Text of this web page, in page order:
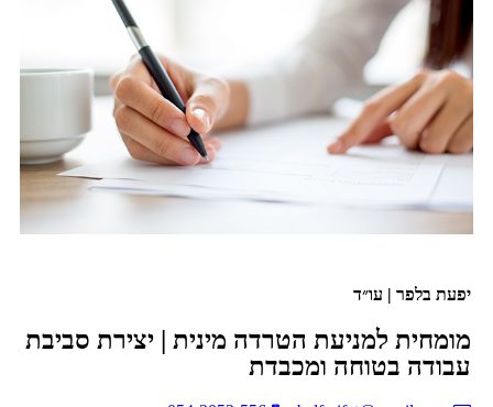
יפעת בלפר | עו״ד
מומחית למניעת הטרדה מינית | יצירת סביבת
עבודה בטוחה ומכבדת